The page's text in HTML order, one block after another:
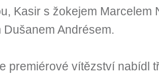
Kasir s žokejem Marcelem
Dušanem Andrésem.
premiérové vítězství nabídl